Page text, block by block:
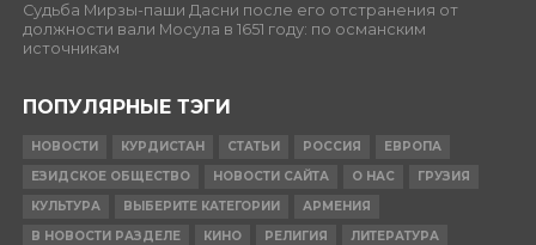
Судьба Мирзы-паши Дасни после его отстранения от
должности вали Мосула в 1651 году: по османским
источникам
ПОПУЛЯРНЫЕ ТЭГИ
НОВОСТИ КУРДИСТАН СТАТЬИ РОССИЯ
ЕВРОПА
ЕЗИДСКОЕ ОБЩЕСТВО
НОВОСТИ САЙТА О НАС
ГРУЗИЯ
КУЛЬТУРА
ВЫБЕРИТЕ КАТЕГОРИИ
АРМЕНИЯ
В НОВОСТИ РАЗДЕЛЕ
КИНО РЕЛИГИЯ
ЛИТЕРАТУРА